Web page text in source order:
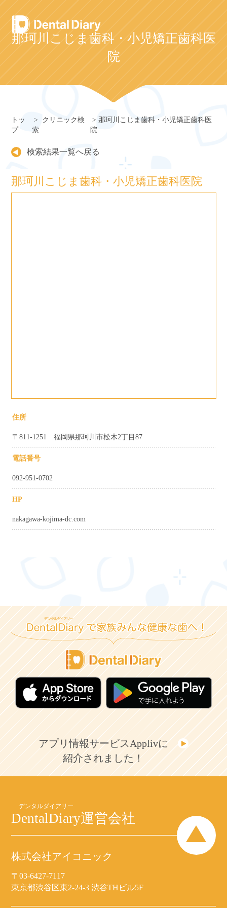
Skip
to
content
那珂川こじま歯科・小児矯正歯科医
院
トッ
プ
クリニック検
索
那珂川こじま歯科・小児矯正歯科医
院
検索結果一覧へ戻る
那珂川こじま歯科・小児矯正歯科医院
住所
〒811-1251 福岡県那珂川市松木2丁目87
電話番号
092-951-0702
HP
nakagawa-kojima-dc.com
アプリ情報サービスApplivに
紹介されました！
DentalDiary運営会社
株式会社アイコニック
〒03-6427-7117
東京都渋谷区東2-24-3 渋谷THビル5F